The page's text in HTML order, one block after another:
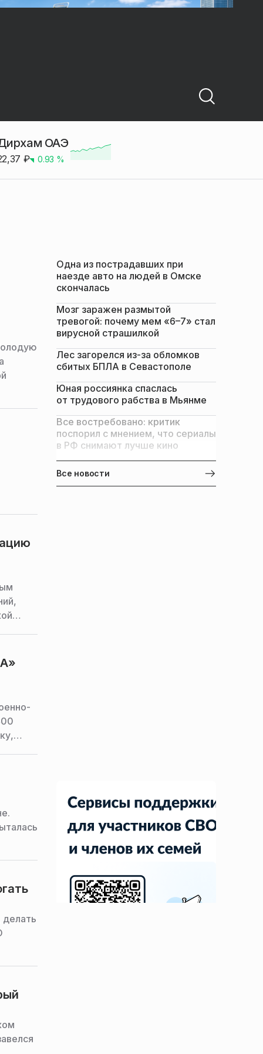
ОАЭ
₽ 0.93 %
Одна из пострадавших при
наезде авто на людей в Омске
скончалась
Мозг заражен размытой
тревогой: почему мем «6–7» стал
вирусной страшилкой
Лес загорелся из-за обломков
сбитых БПЛА в Севастополе
Юная россиянка спаслась
от трудового рабства в Мьянме
Все востребовано: критик
поспорил с мнением, что сериалы
в РФ снимают лучше кино
Все новости